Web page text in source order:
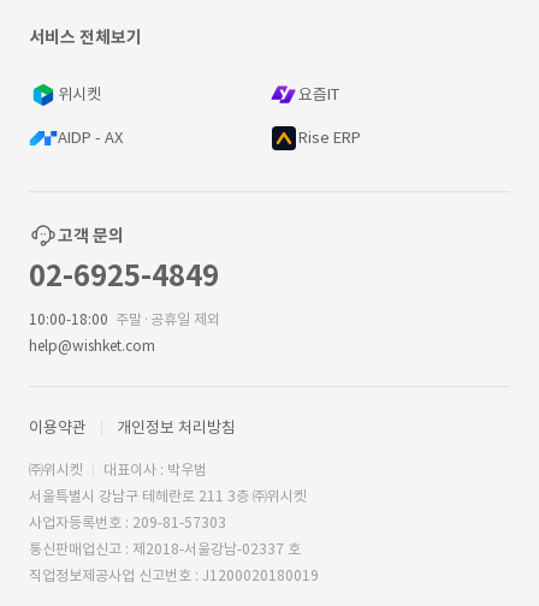
서비스 전체보기
위시켓 요즘IT
AIDP - AX Rise ERP
고객 문의
02-6925-4849
10:00-18:00 주말·공휴일 제외
help@wishket.com
이용약관 개인정보 처리방침
㈜위시켓
대표이사 : 박우범
서울특별시 강남구 테헤란로 211 3층 ㈜위시켓
사업자등록번호 : 209-81-57303
통신판매업신고 : 제2018-서울강남-02337 호
직업정보제공사업 신고번호 : J1200020180019